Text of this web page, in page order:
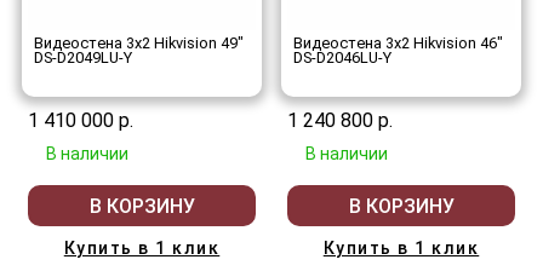
Видеостена 3x2 Hikvision 49"
DS-D2049LU-Y
1 410 000 р.
В наличии
В КОРЗИНУ
Купить в 1 клик
Видеостена 3x2 Hikvision 46"
DS-D2046LU-Y
1 240 800 р.
В наличии
В КОРЗИНУ
Купить в 1 клик